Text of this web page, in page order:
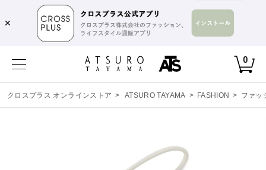
✕
0
クロスプラス オンラインストア > ATSURO TAYAMA > FASHION > ファッ